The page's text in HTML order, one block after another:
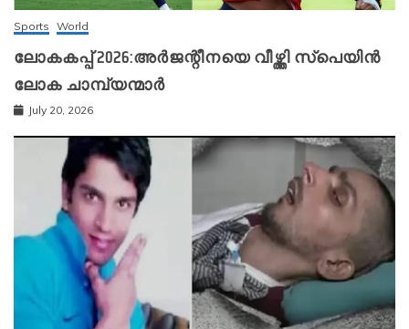
Sports World
ലോകകപ്പ് 2026:അർജന്റീനയെ വീഴ്ത്തി സ്‌പെയിൻ
ലോക ചാമ്പ്യന്മാർ
July 20, 2026